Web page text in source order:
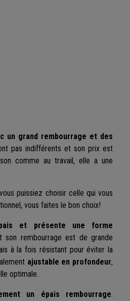
un grand rembourrage et des
pas indifférents et son prix est
comme au travail, elle a une
puissiez choisir celle qui vous
vous faites le bon choix!
et présente une forme
rembourrage est de grande
à la fois résistant pour éviter la
ajustable en profondeur,
optimale.
un épais rembourrage.